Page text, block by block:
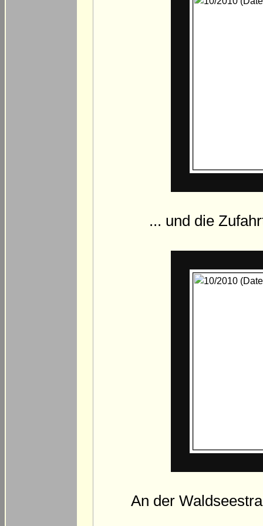
... und die
An der